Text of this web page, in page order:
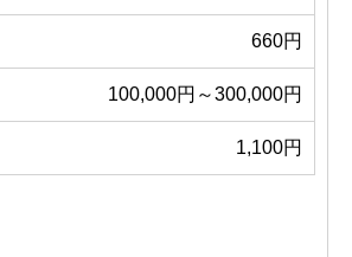
660円
100,000円～300,000円
1,100円